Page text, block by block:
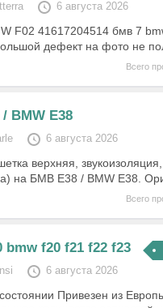
6 августа 2026
F02 41617204514 бмв 7
дефект на фото не
Всего
BMW E38
6 августа 2026
верхняя,
на БМВ Е38 / BMW E38.
Всего
f20 f21 f22 f23
6 августа 2026
Привезен из